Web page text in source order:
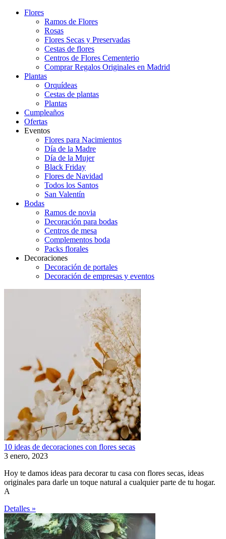
Flores
Ramos de Flores
Rosas
Flores Secas y Preservadas
Cestas de flores
Centros de Flores Cementerio
Comprar Regalos Originales en Madrid
Plantas
Orquídeas
Cestas de plantas
Plantas
Cumpleaños
Ofertas
Eventos
Flores para Nacimientos
Día de la Madre
Día de la Mujer
Black Friday
Flores de Navidad
Todos los Santos
San Valentín
Bodas
Ramos de novia
Decoración para bodas
Centros de mesa
Complementos boda
Packs florales
Decoraciones
Decoración de portales
Decoración de empresas y eventos
10 ideas de decoraciones con flores secas
3 enero, 2023
Hoy te damos ideas para decorar tu casa con flores secas, ideas
originales para darle un toque natural a cualquier parte de tu hogar.
A
Detalles »